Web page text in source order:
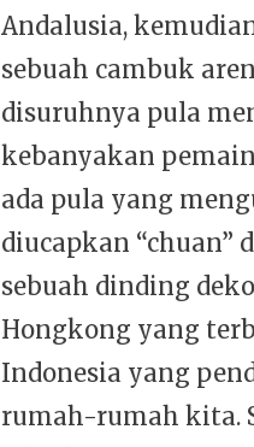
Andalusia,
sebuah cambuk
disuruhnya pula
kebanyakan
ada pula yang
diucapkan “chuan”
sebuah dinding
Hongkong yang
Indonesia yang
rumah-rumah kita.